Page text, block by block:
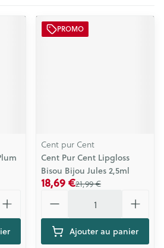
PROMO
Cent pur Cent
Cent Pur Cent Lipgloss
Bisou Bijou Jules 2,5ml
21,99 €
18,69 €
Ajouter au panier